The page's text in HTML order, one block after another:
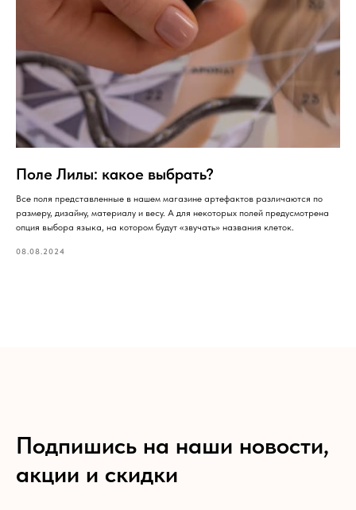
Поле Лилы: какое выбрать?
Все поля представленные в нашем магазине артефактов различаются по
размеру, дизайну, материалу и весу. А для некоторых полей предусмотрена
опция выбора языка, на котором будут «звучать» названия клеток.
08.08.2024
Подпишись на наши новости,
акции и скидки